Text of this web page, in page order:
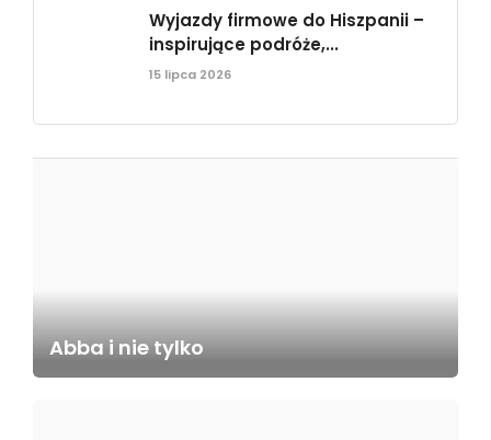
Wyjazdy firmowe do Hiszpanii –
inspirujące podróże,...
15 lipca 2026
Abba i nie tylko